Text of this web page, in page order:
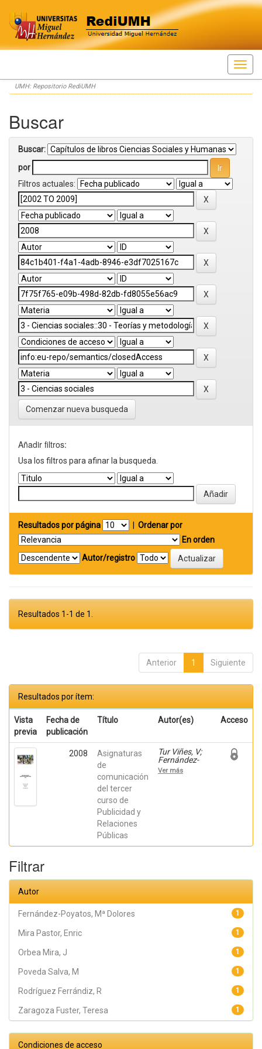
Skip
navigation
UMH: Repositorio RediUMH
Buscar
Buscar:
por
Filtros actuales:
Comenzar nueva busqueda
Añadir filtros:
Usa los filtros para afinar la busqueda.
Resultados por página
Ordenar por
En orden
Autor/registro
Resultados 1-1 de 1.
Anterior 1 Siguiente
Resultados por ítem:
Vista
previa
Fecha de
publicación
Título Autor(es) Acceso
2008
Asignaturas
de
comunicación
del tercer
curso de
Publicidad y
Relaciones
Públicas
Tur Viñes, V;
Fernández-
Poyatos, Mª
Dolores; Mira
Ver más
Filtrar
Autor
1
Fernández-Poyatos, Mª Dolores
1
Mira Pastor, Enric
1
Orbea Mira, J
1
Poveda Salva, M
1
Rodríguez Ferrándiz, R
1
Zaragoza Fuster, Teresa
Condiciones de acceso